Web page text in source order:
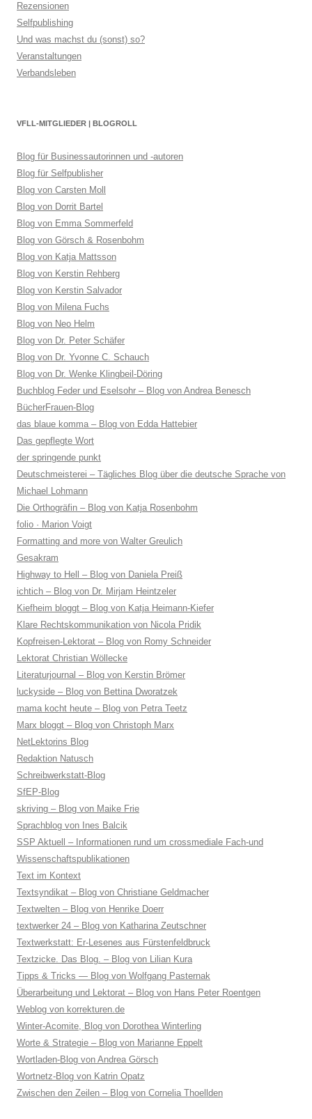
Rezensionen
Selfpublishing
Und was machst du (sonst) so?
Veranstaltungen
Verbandsleben
VFLL-MITGLIEDER | BLOGROLL
Blog für Businessautorinnen und -autoren
Blog für Selfpublisher
Blog von Carsten Moll
Blog von Dorrit Bartel
Blog von Emma Sommerfeld
Blog von Görsch & Rosenbohm
Blog von Katja Mattsson
Blog von Kerstin Rehberg
Blog von Kerstin Salvador
Blog von Milena Fuchs
Blog von Neo Helm
Blog von Dr. Peter Schäfer
Blog von Dr. Yvonne C. Schauch
Blog von Dr. Wenke Klingbeil-Döring
Buchblog Feder und Eselsohr – Blog von Andrea Benesch
BücherFrauen-Blog
das blaue komma – Blog von Edda Hattebier
Das gepflegte Wort
der springende punkt
Deutschmeisterei – Tägliches Blog über die deutsche Sprache von
Michael Lohmann
Die Orthogräfin – Blog von Katja Rosenbohm
folio · Marion Voigt
Formatting and more von Walter Greulich
Gesakram
Highway to Hell – Blog von Daniela Preiß
ichtich – Blog von Dr. Mirjam Heintzeler
Kiefheim bloggt – Blog von Katja Heimann-Kiefer
Klare Rechtskommunikation von Nicola Pridik
Kopfreisen-Lektorat – Blog von Romy Schneider
Lektorat Christian Wöllecke
Literaturjournal – Blog von Kerstin Brömer
luckyside – Blog von Bettina Dworatzek
mama kocht heute – Blog von Petra Teetz
Marx bloggt – Blog von Christoph Marx
NetLektorins Blog
Redaktion Natusch
Schreibwerkstatt-Blog
SfEP-Blog
skriving – Blog von Maike Frie
Sprachblog von Ines Balcik
SSP Aktuell – Informationen rund um crossmediale Fach-und
Wissenschaftspublikationen
Text im Kontext
Textsyndikat – Blog von Christiane Geldmacher
Textwelten – Blog von Henrike Doerr
textwerker 24 – Blog von Katharina Zeutschner
Textwerkstatt: Er-Lesenes aus Fürstenfeldbruck
Textzicke. Das Blog. – Blog von Lilian Kura
Tipps & Tricks — Blog von Wolfgang Pasternak
Überarbeitung und Lektorat – Blog von Hans Peter Roentgen
Weblog von korrekturen.de
Winter-Acomite, Blog von Dorothea Winterling
Worte & Strategie – Blog von Marianne Eppelt
Wortladen-Blog von Andrea Görsch
Wortnetz-Blog von Katrin Opatz
Zwischen den Zeilen – Blog von Cornelia Thoellden